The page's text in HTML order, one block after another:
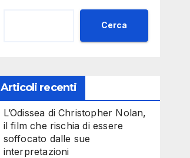
Cerca
Articoli recenti
L’Odissea di Christopher Nolan,
il film che rischia di essere
soffocato dalle sue
interpretazioni